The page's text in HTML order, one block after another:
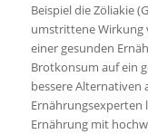
Beispiel die Zöliakie
umstrittene Wirkung
einer gesunden
Brotkonsum auf ein
bessere Alternativen
Ernährungsexperten
Ernährung mit